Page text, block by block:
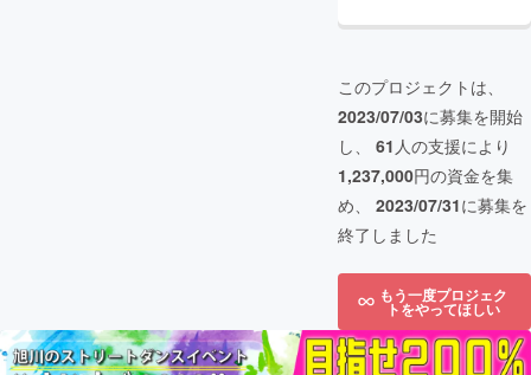
このプロジェクトは、
2023/07/03に募集を開始
し、 61 人の支援により
1,237,000円の資金を集
め、 2023/07/31に募集を
終了しました
もう一度プロジェク
トをやってほしい